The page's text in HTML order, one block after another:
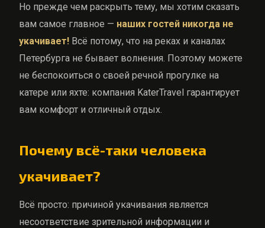
Но прежде чем раскрыть тему, мы хотим сказать
вам самое главное — наших гостей никогда не
укачивает! Всё потому, что на реках и каналах
Петербурга не бывает волнения. Поэтому можете
не беспокоиться о своей речной прогулке на
катере или яхте: компания KaterTravel гарантирует
вам комфорт и отличный отдых.
Почему всё-таки человека
укачивает?
Всё просто: причиной укачивания является
несоответствие зрительной информации и